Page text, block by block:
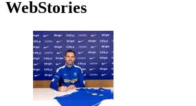
WebStories